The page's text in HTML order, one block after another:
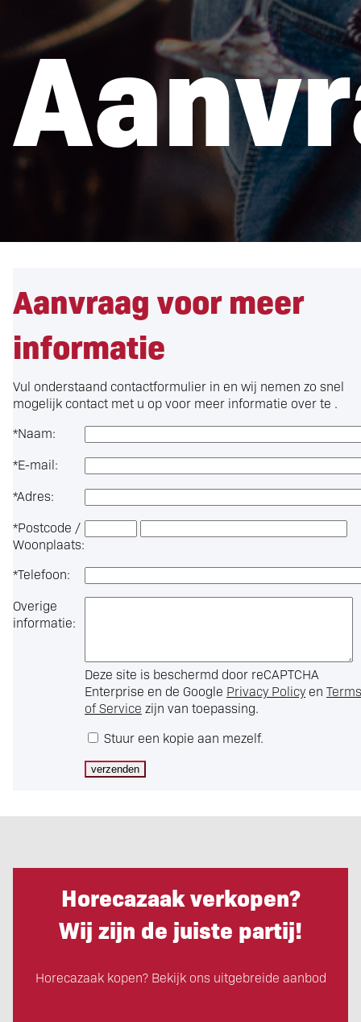
Aanvraag voor meer
informatie
Vul onderstaand contactformulier in en wij nemen zo snel
mogelijk contact met u op voor meer informatie overte .
*Naam:
*E-mail:
*Adres:
*Postcode /
Woonplaats:
*Telefoon:
Overige
informatie:
Deze site is beschermd door reCAPTCHA
Enterprise en de Google Privacy Policy en Terms
of Service zijn van toepassing.
Stuur een kopie aan mezelf.
Horecazaak verkopen?
Wij zijn de juiste partij!
Horecazaak kopen? Bekijk ons uitgebreide aanbod